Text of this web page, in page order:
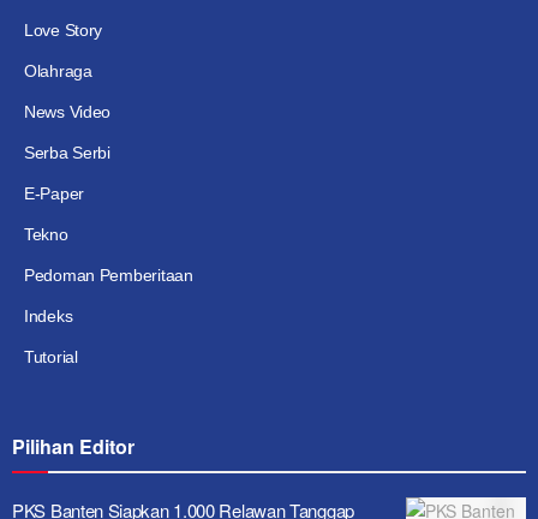
Love Story
Olahraga
News Video
Serba Serbi
E-Paper
Tekno
Pedoman Pemberitaan
Indeks
Tutorial
Pilihan Editor
PKS Banten Siapkan 1.000 Relawan Tanggap